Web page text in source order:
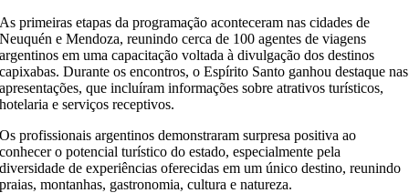
As primeiras etapas da programação aconteceram nas cidades de
Neuquén e Mendoza, reunindo cerca de 100 agentes de viagens
argentinos em uma capacitação voltada à divulgação dos destinos
capixabas. Durante os encontros, o Espírito Santo ganhou destaque nas
apresentações, que incluíram informações sobre atrativos turísticos,
hotelaria e serviços receptivos.
Os profissionais argentinos demonstraram surpresa positiva ao
conhecer o potencial turístico do estado, especialmente pela
diversidade de experiências oferecidas em um único destino, reunindo
praias, montanhas, gastronomia, cultura e natureza.